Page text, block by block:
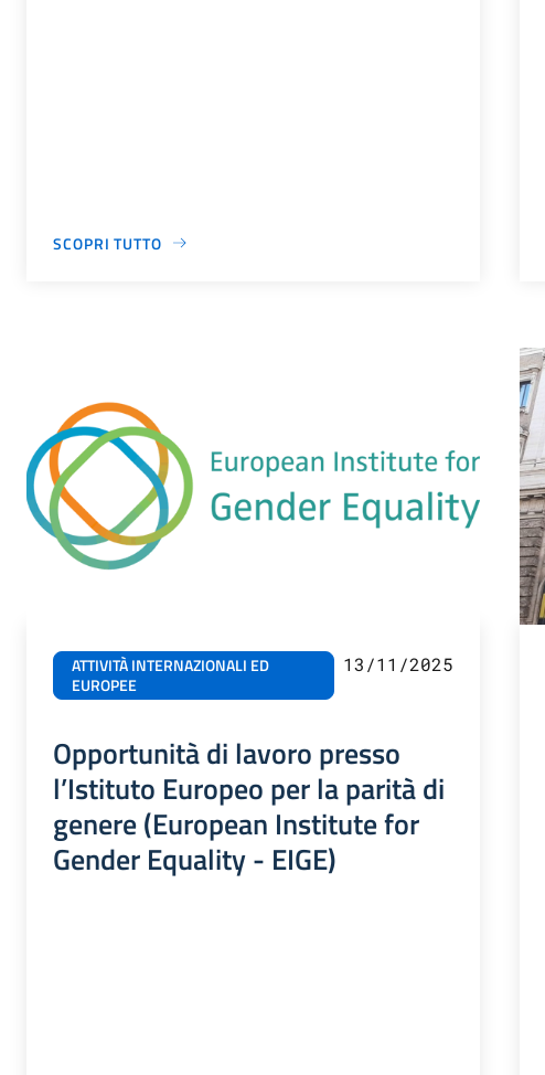
SCOPRI TUTTO
ATTIVITÀ INTERNAZIONALI ED
EUROPEE
13/11/2025
Opportunità di lavoro presso
l’Istituto Europeo per la parità di
genere (European Institute for
Gender Equality - EIGE)